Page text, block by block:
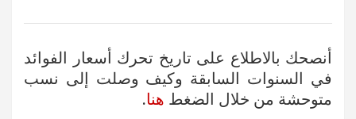
أنصحك بالاطلاع على تاريخ تحرك أسعار الفوائد
في السنوات السابقة وكيف وصلت إلى نسب
متوحشة من خلال الضغط هنا.